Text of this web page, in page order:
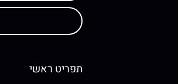
תפריט ראשי